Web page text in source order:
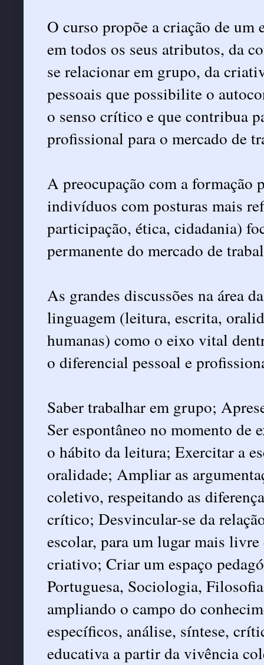
O curso propõe a criação de um
em todos os seus atributos, da
se relacionar em grupo, da
pessoais que possibilite o
o senso crítico e que contribua
profissional para o mercado de
A preocupação com a formação
indivíduos com posturas mais
participação, ética, cidadania)
permanente do mercado de
As grandes discussões na área
linguagem (leitura, escrita,
humanas) como o eixo vital
o diferencial pessoal e
Saber trabalhar em grupo;
Ser espontâneo no momento de
o hábito da leitura; Exercitar a
oralidade; Ampliar as
coletivo, respeitando as
crítico; Desvincular-se da
escolar, para um lugar mais
criativo; Criar um espaço
Portuguesa, Sociologia,
ampliando o campo do
específicos, análise, síntese,
educativa a partir da vivência